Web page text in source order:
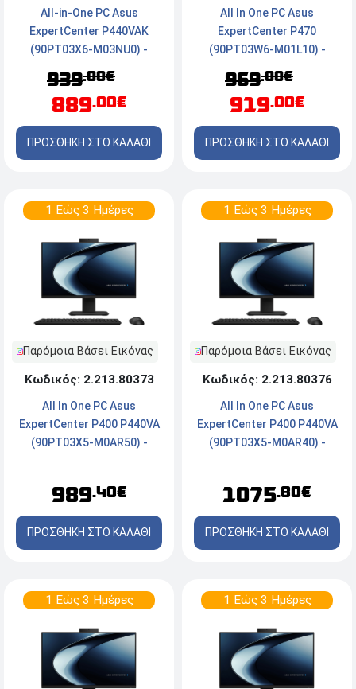
All-in-One PC Asus
ExpertCenter P440VAK
(90PT03X6-M03NU0) -
Core™ i5-13420H - 16GB
RAM - 512GB M.2 SSD NVMe
939.00€
889.00€
ΠΡΟΣΘΗΚΗ ΣΤΟ ΚΑΛΑΘΙ
All In One PC Asus
ExpertCenter P470
(90PT03W6-M01L10) -
Core™ i5-13420H - 16GB
RAM - 512GB SSD NVMe -
969.00€
919.00€
ΠΡΟΣΘΗΚΗ ΣΤΟ ΚΑΛΑΘΙ
1 Εώς 3 Ημέρες
Παρόμοια Βάσει Εικόνας
Κωδικός: 2.213.80373
All In One PC Asus
ExpertCenter P400 P440VA
(90PT03X5-M0AR50) -
512GB SSD NVMe - Webcam
- FreeDOS
989.40€
ΠΡΟΣΘΗΚΗ ΣΤΟ ΚΑΛΑΘΙ
1 Εώς 3 Ημέρες
Παρόμοια Βάσει Εικόνας
Κωδικός: 2.213.80376
All In One PC Asus
ExpertCenter P400 P440VA
(90PT03X5-M0AR40) -
512GB SSD NVMe - Webcam
- Windows 11 Pro
1075.80€
ΠΡΟΣΘΗΚΗ ΣΤΟ ΚΑΛΑΘΙ
1 Εώς 3 Ημέρες 1 Εώς 3 Ημέρες